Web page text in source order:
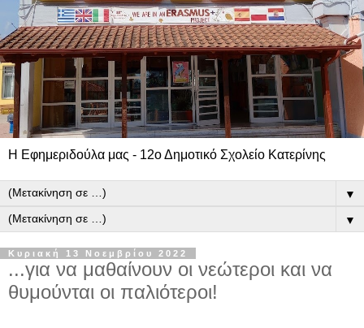
Η Εφημεριδούλα μας - 12ο Δημοτικό Σχολείο Κατερίνης
▼
▼
Κυριακή 13 Νοεμβρίου 2022
...για να μαθαίνουν οι νεώτεροι και να
θυμούνται οι παλιότεροι!